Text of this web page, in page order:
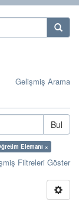
Gelişmiş Arama
Bul
Elemanı ×
Filtreleri Göster